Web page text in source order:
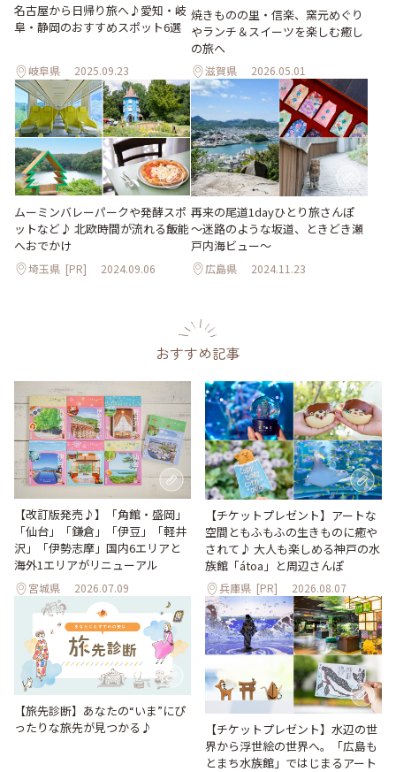
名古屋から日帰り旅へ♪愛知・岐
阜・静岡のおすすめスポット6選
岐阜県 2025.09.23
焼きものの里・信楽、窯元めぐり
やランチ＆スイーツを楽しむ癒し
の旅へ
滋賀県 2026.05.01
ムーミンバレーパークや発酵スポ
ットなど♪ 北欧時間が流れる飯能
へおでかけ
埼玉県 [PR] 2024.09.06
再来の尾道1dayひとり旅さんぽ
～迷路のような坂道、ときどき瀬
戸内海ビュー～
広島県 2024.11.23
おすすめ記事
【改訂版発売♪】「角館・盛岡」
「仙台」「鎌倉」「伊豆」「軽井
沢」「伊勢志摩」国内6エリアと
海外1エリアがリニューアル
宮城県 2026.07.09
【チケットプレゼント】アートな
空間ともふもふの生きものに癒や
されて♪ 大人も楽しめる神戸の水
族館「átoa」と周辺さんぽ
兵庫県 [PR] 2026.08.07
【旅先診断】あなたの“いま”にぴ
ったりな旅先が見つかる♪
【チケットプレゼント】水辺の世
界から浮世絵の世界へ。「広島も
とまち水族館」ではじまるアート